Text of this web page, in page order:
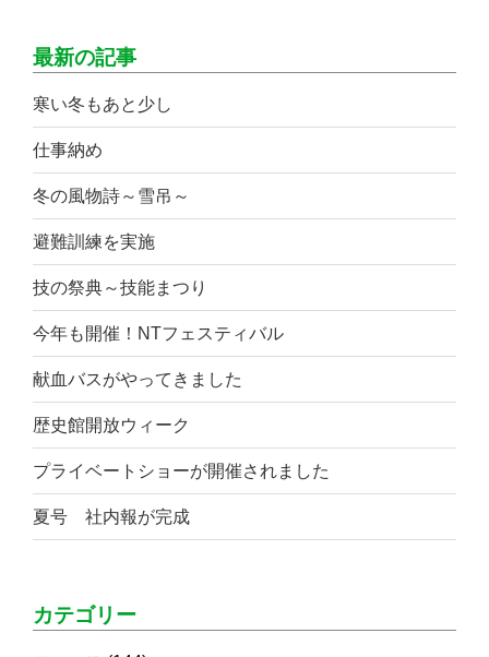
最新の記事
寒い冬もあと少し
仕事納め
冬の風物詩～雪吊～
避難訓練を実施
技の祭典～技能まつり
今年も開催！NTフェスティバル
献血バスがやってきました
歴史館開放ウィーク
プライベートショーが開催されました
夏号 社内報が完成
カテゴリー